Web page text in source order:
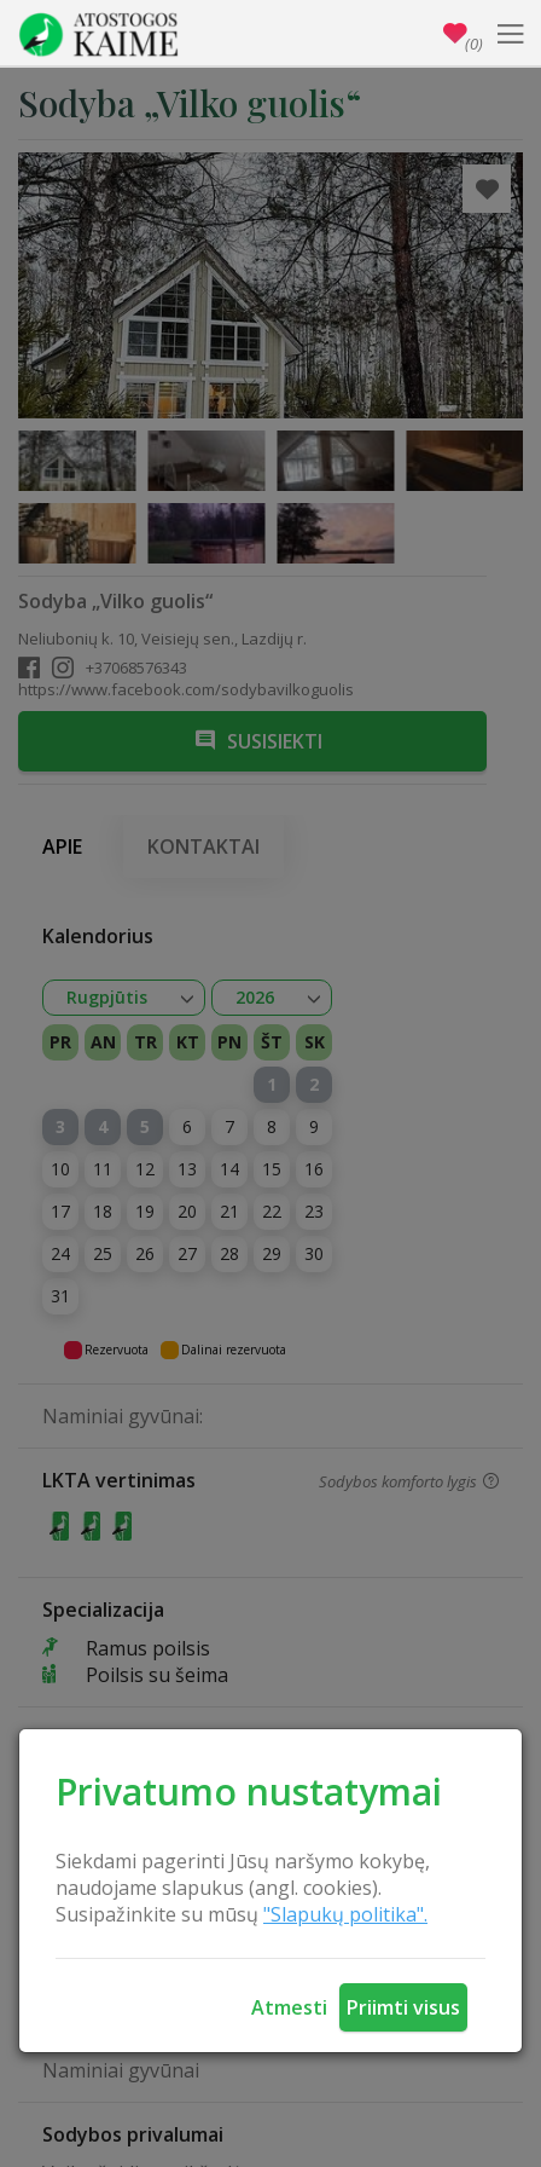
Privatumo nustatymai
Siekdami pagerinti Jūsų naršymo kokybę,
naudojame slapukus (angl. cookies).
Susipažinkite su mūsų "Slapukų politika".
Atmesti Priimti visus
Sodyba „Vilko guolis“
Sodyba „Vilko guolis“
Neliubonių k. 10, Veisiejų sen., Lazdijų r.
+37068576343
https://www.facebook.com/sodybavilkoguolis
SUSISIEKTI
APIE KONTAKTAI
Kalendorius
Rugpjūtis
Sausis
Vasaris
Kovas
Balandis
Gegužė
Birželis
Liepa
Rugpjūtis
Rugsėjis
Spalis
Lapkritis
Gruodis
Atidaryti
2026
2026
2027
Atidaryti
PR AN TR KT PN ŠT
SK
1
2
3
4 5 6 7 8
9
10
11 12 13 14 15
16
17
18 19 20 21 22
23
24
25 26 27 28 29
30
31
Rezervuota Dalinai rezervuota
Naminiai gyvūnai:
LKTA vertinimas Sodybos komforto lygis
Specializacija
Ramus poilsis
Poilsis su šeima
Smiginis
Dviračiai
Tinklinio aikštelė
Valtis
Plaustas
Galimybė žvejoti natūraliuose vandens telkiniuose
Naminiai gyvūnai
Sodybos privalumai
(0)